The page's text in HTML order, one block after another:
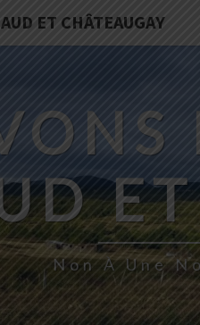
ET CHÂTEAUGAY
Non À Une